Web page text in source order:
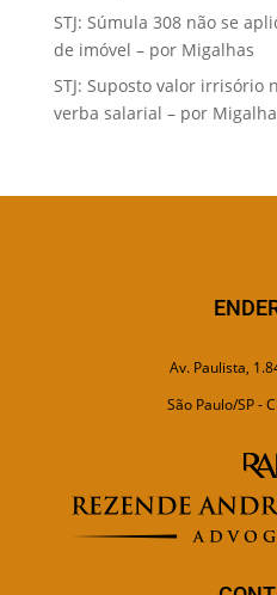
STJ: Súmula 308 não se
de imóvel – por Migalhas
STJ: Suposto valor irrisório
verba salarial – por
Av. Paulista,
São Paulo/SP -